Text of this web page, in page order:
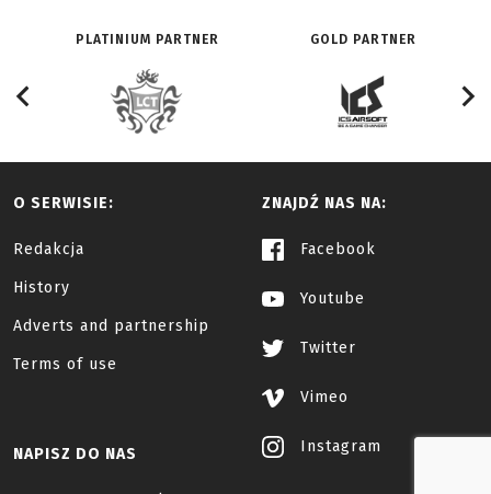
PLATINIUM PARTNER GOLD PARTNER
O SERWISIE:
Redakcja
History
Adverts and partnership
Terms of use
ZNAJDŹ NAS NA:
Facebook
Youtube
Twitter
Vimeo
Instagram
NAPISZ DO NAS